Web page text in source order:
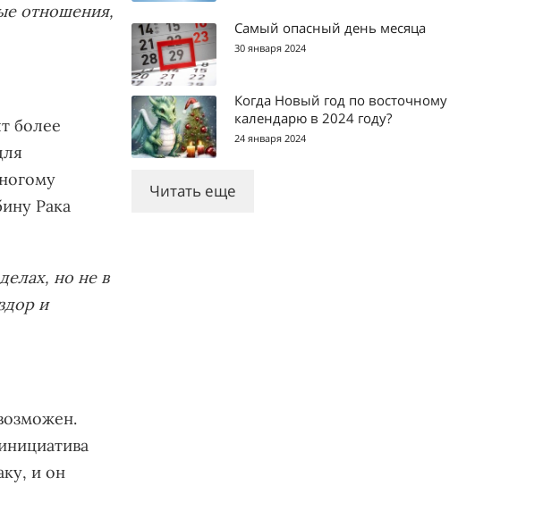
отношения,
более
Рака
но не в
и
и он
Самый опасный день месяца
30 января 2024
Когда Новый год по восточному
календарю в 2024 году?
24 января 2024
Читать еще